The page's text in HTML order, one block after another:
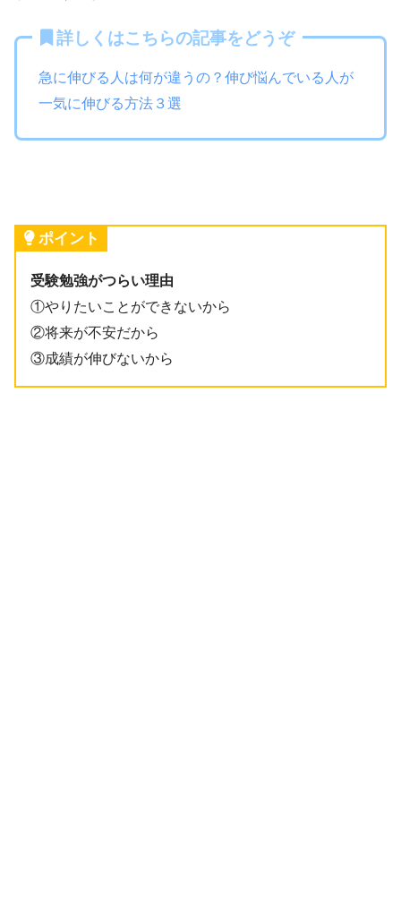
詳しくはこちらの記事をどうぞ
急に伸びる人は何が違うの？伸び悩んでいる人が
一気に伸びる方法３選
ポイント
受験勉強がつらい理由
①やりたいことができないから
②将来が不安だから
③成績が伸びないから